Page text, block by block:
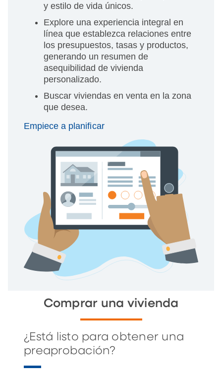
y estilo de vida únicos.
Explore una experiencia integral en
línea que establezca relaciones entre
los presupuestos, tasas y productos,
generando un resumen de
asequibilidad de vivienda
personalizado.
Buscar viviendas en venta en la zona
que desea.
Empiece a planificar
Comprar una vivienda
¿Está listo para obtener una
preaprobación?